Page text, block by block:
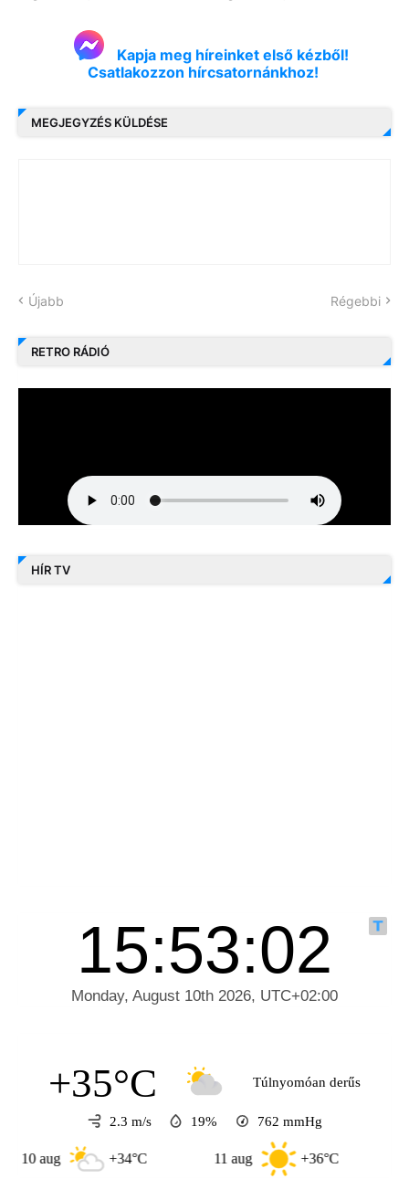
Kapja meg híreinket első kézből!
Csatlakozzon hírcsatornánkhoz!
MEGJEGYZÉS KÜLDÉSE
Újabb Régebbi
RETRO RÁDIÓ
HÍR TV
+35°C Túlnyomóan derűs
2.3 m/s 19% 762 mmHg
+34°C +36°C